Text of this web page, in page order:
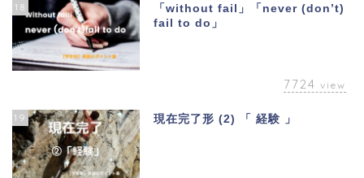
18
「without fail」「never (don’t)
fail to do」
7724 view
19 現在完了形 (2) 「 経験 」